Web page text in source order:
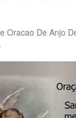
Oracao De Anjo